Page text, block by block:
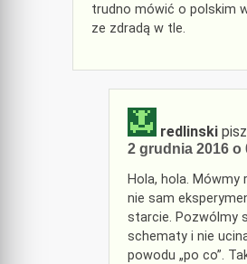
trudno mówić o polskim
ze zdradą w tle.
redlinski
2 grudnia 2016 o
Hola, hola. Mówmy
nie sam
starcie. Pozwólmy
schematy i nie
powodu „po co”.